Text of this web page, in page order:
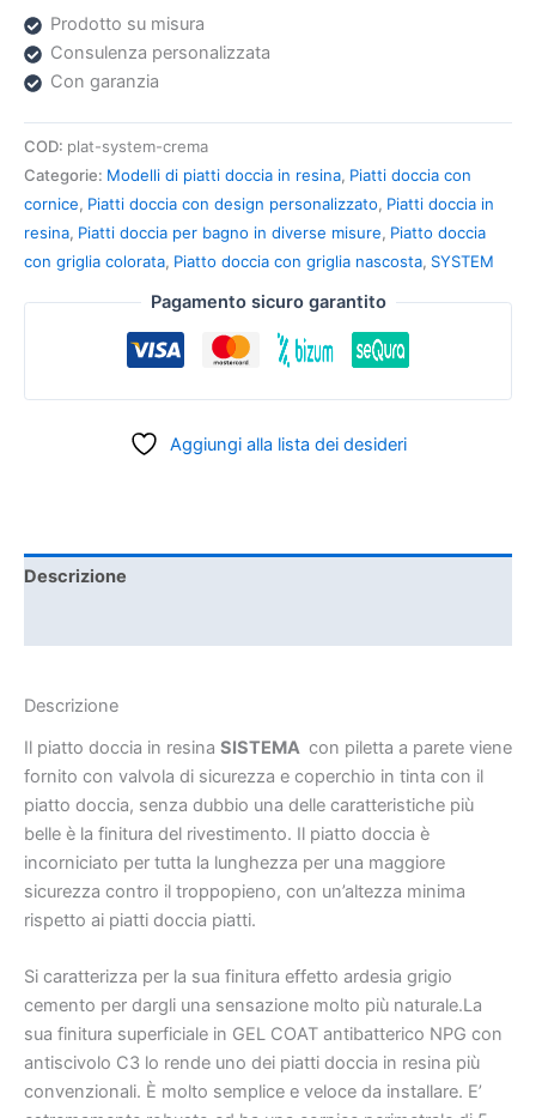
Prodotto su misura
Consulenza personalizzata
Con garanzia
COD: plat-system-crema
Categorie: Modelli di piatti doccia in resina, Piatti doccia con
cornice, Piatti doccia con design personalizzato, Piatti doccia in
resina, Piatti doccia per bagno in diverse misure, Piatto doccia
con griglia colorata, Piatto doccia con griglia nascosta, SYSTEM
Pagamento sicuro garantito
Aggiungi alla lista dei desideri
Descrizione
Descrizione
Il piatto doccia in resina SISTEMA con piletta a parete viene
fornito con valvola di sicurezza e coperchio in tinta con il
piatto doccia, senza dubbio una delle caratteristiche più
belle è la finitura del rivestimento. Il piatto doccia è
incorniciato per tutta la lunghezza per una maggiore
sicurezza contro il troppopieno, con un’altezza minima
rispetto ai piatti doccia piatti.
Si caratterizza per la sua finitura effetto ardesia grigio
cemento per dargli una sensazione molto più naturale.La
sua finitura superficiale in GEL COAT antibatterico NPG con
antiscivolo C3 lo rende uno dei piatti doccia in resina più
convenzionali. È molto semplice e veloce da installare. E’